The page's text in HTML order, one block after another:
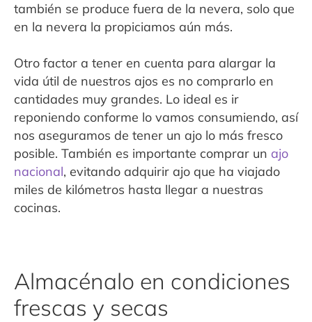
también se produce fuera de la nevera, solo que
en la nevera la propiciamos aún más.
Otro factor a tener en cuenta para alargar la
vida útil de nuestros ajos es no comprarlo en
cantidades muy grandes. Lo ideal es ir
reponiendo conforme lo vamos consumiendo, así
nos aseguramos de tener un ajo lo más fresco
posible. También es importante comprar un ajo
nacional, evitando adquirir ajo que ha viajado
miles de kilómetros hasta llegar a nuestras
cocinas.
Almacénalo en condiciones
frescas y secas